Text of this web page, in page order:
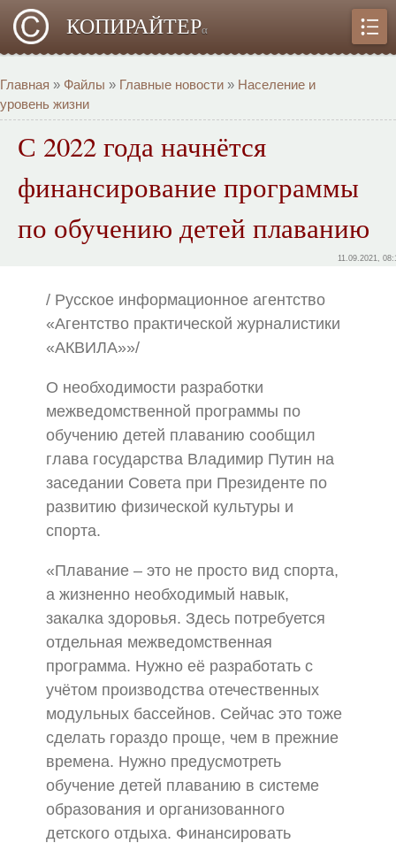
КОПИРАЙТЕРα
Главная » Файлы » Главные новости » Население и
уровень жизни
С 2022 года начнётся
финансирование программы
по обучению детей плаванию
11.09.2021,
/ Русское информационное агентство
«Агентство практической журналистики
«АКВИЛА»»/
О необходимости разработки
межведомственной программы по
обучению детей плаванию сообщил
глава государства Владимир Путин на
заседании Совета при Президенте по
развитию физической культуры и
спорта.
«Плавание – это не просто вид спорта,
а жизненно необходимый навык,
закалка здоровья. Здесь потребуется
отдельная межведомственная
программа. Нужно её разработать с
учётом производства отечественных
модульных бассейнов. Сейчас это тоже
сделать гораздо проще, чем в прежние
времена. Нужно предусмотреть
обучение детей плаванию в системе
образования и организованного
детского отдыха. Финансировать